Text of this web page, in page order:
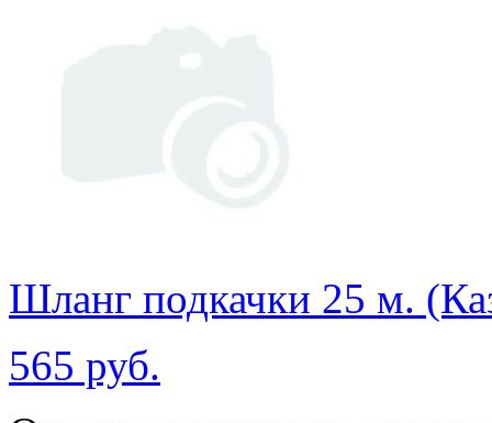
Шланг подкачки 25 м.
565 руб.